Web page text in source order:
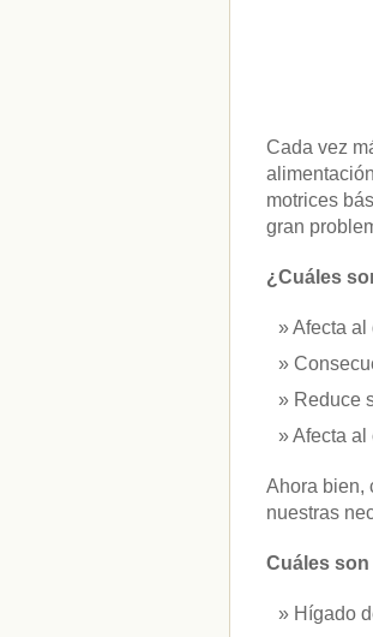
" ALT="RSS" /> SUSCRÍBETE
Cada vez
motrices
gran
¿Cuáles
Afecta al
Reduce
Afecta al
Ahora bien,
nuestras
Cuáles
Hígado